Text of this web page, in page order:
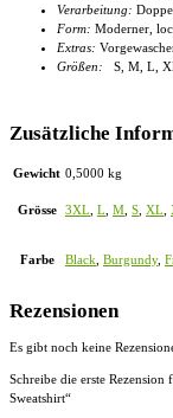
Verarbeitung:
Form: Moderner,
Extras:
Größen: S, M, L,
Zusätzliche
Gewicht 0,5000 kg
Grösse 3XL L M S XL
Farbe Black Burgundy,
Rezensionen
Es gibt noch keine
Schreibe die erste
Sweatshirt“